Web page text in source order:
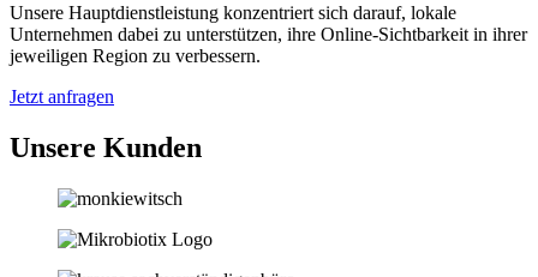
Unsere Hauptdienstleistung konzentriert sich darauf, lokale
Unternehmen dabei zu unterstützen, ihre Online-Sichtbarkeit in ihrer
jeweiligen Region zu verbessern.
Jetzt anfragen
Unsere Kunden